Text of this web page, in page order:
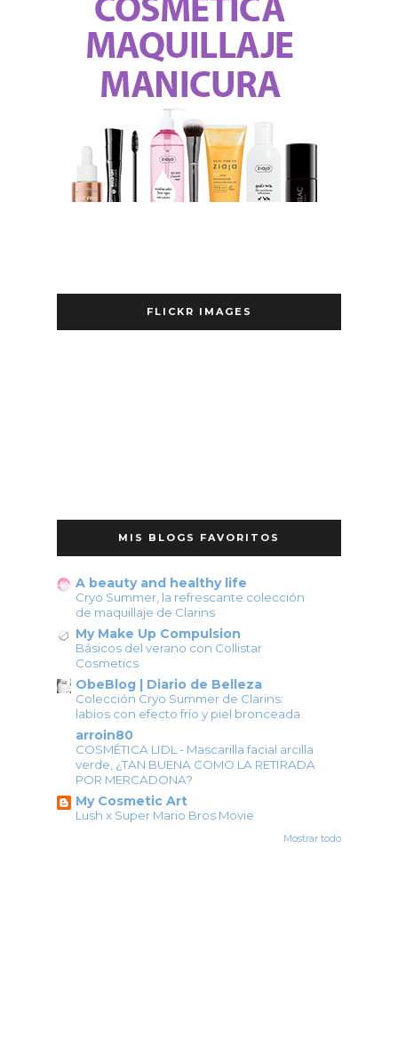
FLICKR IMAGES
MIS BLOGS FAVORITOS
A beauty and healthy life
Cryo Summer, la refrescante colección
de maquillaje de Clarins
My Make Up Compulsion
Básicos del verano con Collistar
Cosmetics
ObeBlog | Diario de Belleza
Colección Cryo Summer de Clarins:
labios con efecto frío y piel bronceada
arroin80
COSMÉTICA LIDL - Mascarilla facial arcilla
verde, ¿TAN BUENA COMO LA RETIRADA
POR MERCADONA?
My Cosmetic Art
Lush x Super Mario Bros Movie
Mostrar todo